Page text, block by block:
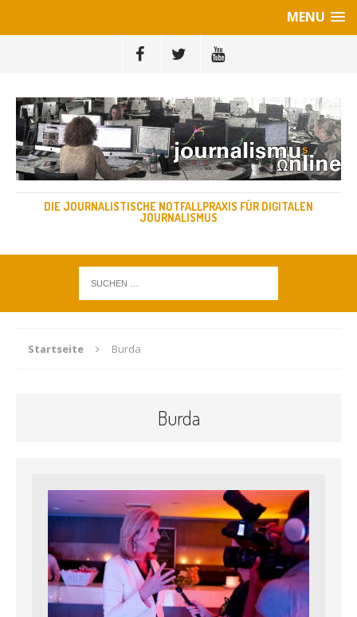
MENU
DIE JOURNALISTISCHE NOTFALLPRAXIS FÜR DIGITALEN
JOURNALISMUS
Startseite Burda
Burda